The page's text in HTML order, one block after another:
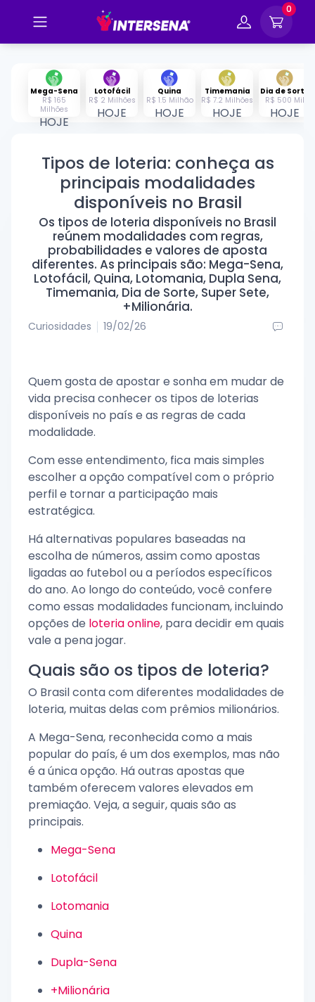
0
Mega-Sena
R$ 165
Milhões
HOJE
Lotofácil
R$ 2 Milhões
HOJE
Quina
R$ 1.5 Milhão
HOJE
Timemania
R$ 7.2 Milhões
HOJE
Dia de Sorte
R$ 500 Mil
HOJE
Tipos de loteria: conheça as
principais modalidades
disponíveis no Brasil
Os tipos de loteria disponíveis no Brasil
reúnem modalidades com regras,
probabilidades e valores de aposta
diferentes. As principais são: Mega-Sena,
Lotofácil, Quina, Lotomania, Dupla Sena,
Timemania, Dia de Sorte, Super Sete,
+Milionária.
Curiosidades 19/02/26
Quem gosta de apostar e sonha em mudar de
vida precisa conhecer os tipos de loterias
disponíveis no país e as regras de cada
modalidade.
Com esse entendimento, fica mais simples
escolher a opção compatível com o próprio
perfil e tornar a participação mais
estratégica.
Há alternativas populares baseadas na
escolha de números, assim como apostas
ligadas ao futebol ou a períodos específicos
do ano. Ao longo do conteúdo, você confere
como essas modalidades funcionam, incluindo
opções de loteria online, para decidir em quais
vale a pena jogar.
Quais são os tipos de loteria?
O Brasil conta com diferentes modalidades de
loteria, muitas delas com prêmios milionários.
A Mega-Sena, reconhecida como a mais
popular do país, é um dos exemplos, mas não
é a única opção. Há outras apostas que
também oferecem valores elevados em
premiação. Veja, a seguir, quais são as
principais.
Mega-Sena
Lotofácil
Lotomania
Quina
Dupla-Sena
+Milionária